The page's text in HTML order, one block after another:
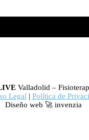
Valladolid –
Legal | Política de
Diseño web 🚀 invenzia